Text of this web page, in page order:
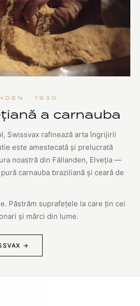
· 1930
a carnauba
Swissvax rafinează arta îngrijirii
este amestecată și prelucrată
noastră din Fällanden, Elveția —
carnauba braziliană și ceară de
Păstrăm suprafețele la care țin cei
și mărci din lume.
→